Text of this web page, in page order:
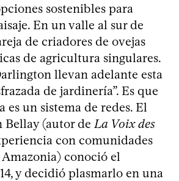
sostenibles para
En un valle al sur de
de criadores de ovejas
de agricultura singulares.
llevan adelante esta
de jardinería”. Es que
un sistema de redes. El
Bellay (autor deLa Voix des
con comunidades
conoció el
y decidió plasmarlo en una